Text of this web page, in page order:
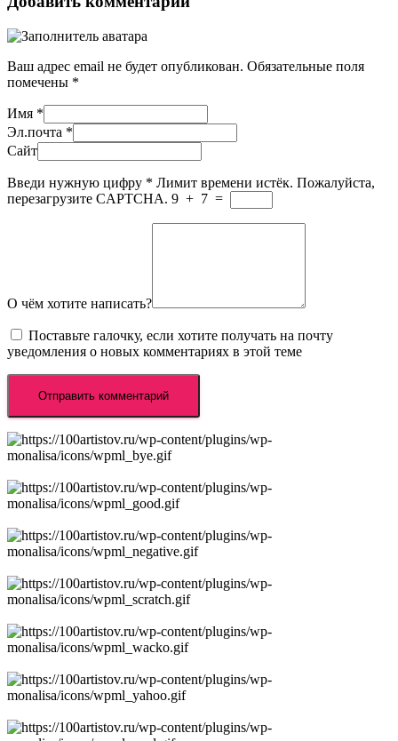
Ваш адрес email не будет опубликован. Обязательные поля
помечены *
Имя *
Эл.почта *
Сайт
Введи нужную цифру * Лимит времени истёк. Пожалуйста,
перезагрузите CAPTCHA. 9 + 7 =
О чём хотите написать?
Поставьте галочку, если хотите получать на почту
уведомления о новых комментариях в этой теме